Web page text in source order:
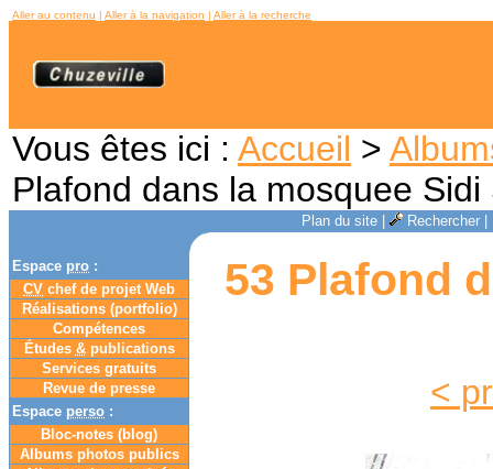
Aller au contenu | Aller à la navigation | Aller à la recherche
Vous êtes ici : Accueil >
Plafond dans la mosquee
Plan du site| Rechercher|
Espace pro :
CV chef de projet Web
Réalisations (portfolio)
Compétences
Études &publications
Services gratuits
Revue de presse
Espace perso :
Bloc-notes (blog)
Albums photos publics
53 Plafond
<